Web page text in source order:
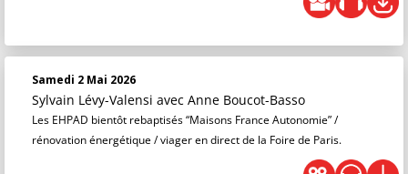
Samedi 2 Mai 2026
Sylvain Lévy-Valensi avec Anne Boucot-Basso
Les EHPAD bientôt rebaptisés “Maisons France Autonomie” /
rénovation énergétique / viager en direct de la Foire de Paris.